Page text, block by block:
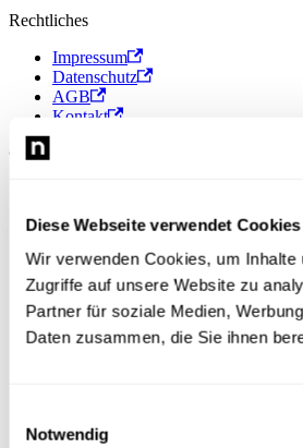
Diese Webseite verwendet Cookies
Wir verwenden Cookies, um
Zugriffe auf unsere Website zu
Partner für soziale Medien,
Daten zusammen, die Sie ihnen
Notwendig
Rechtliches
Impressum
Datenschutz
AGB
Kontakt
© 2026 Newsload, Newsload ist ein